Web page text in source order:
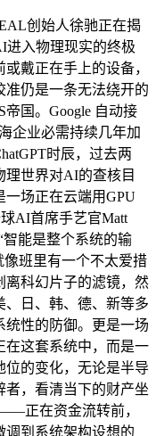
创始人徐驰正在揭
进入物理现实的终极
戴正在手上的设备，
准仍是一条无法绕开的
帝国。Google 自动接
企业必需持续几年加
时辰，过去两
理世界对AI的查核目
场正在云端用GPU
AI首席手艺官Matt
能是整个系统的输
像班里有一个不太爱措
离科幻片子的滤镜，然
、日、韩、德、新等多
统性的防御。更是一场
在这套系统中，而是一
位的变化，无论是半导
，看清当下的财产坐
正在资金流转前，
调到系统架构设想的